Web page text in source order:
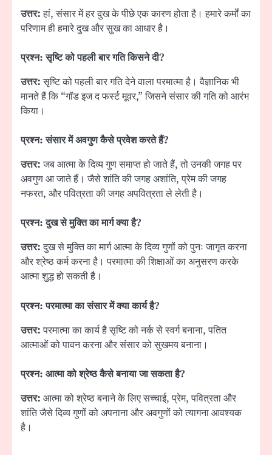
उत्तर:हां, संसार में हर दुख के पीछे एक कारण होता है। हमारे कर्मों का
परिणाम ही हमारे दुख और सुख का आधार है।
प्रश्न: सृष्टि को पहली बार गति किसने दी?
उत्तर:सृष्टि को पहली बार गति देने वाला परमात्मा है। वैज्ञानिक भी
मानते हैं कि “गॉड इज द फर्स्ट मूवर,” जिसने संसार की गति को आरंभ
किया।
प्रश्न: संसार में अवगुण कैसे प्रवेश करते हैं?
उत्तर:जब आत्मा के दिव्य गुण समाप्त हो जाते हैं, तो उनकी जगह पर
अवगुण आ जाते हैं। जैसे शांति की जगह अशांति, प्रेम की जगह
नफरत, और पवित्रता की जगह अपवित्रता ले लेती है।
प्रश्न: दुख से मुक्ति का मार्ग क्या है?
उत्तर:दुख से मुक्ति का मार्ग आत्मा के दिव्य गुणों को पुनः जागृत करना
और श्रेष्ठ कर्म करना है। परमात्मा की शिक्षाओं का अनुसरण करके
आत्मा शुद्ध हो सकती है।
प्रश्न: परमात्मा का संसार में क्या कार्य है?
उत्तर:परमात्मा का कार्य है सृष्टि को नर्क से स्वर्ग बनाना, पतित
आत्माओं को पावन करना और संसार को सुखमय बनाना।
प्रश्न: आत्मा को श्रेष्ठ कैसे बनाया जा सकता है?
उत्तर: आत्मा को श्रेष्ठ बनाने के लिए सच्चाई, प्रेम, पवित्रता और
शांति जैसे दिव्य गुणों को अपनाना और अवगुणों को त्यागना आवश्यक
है।